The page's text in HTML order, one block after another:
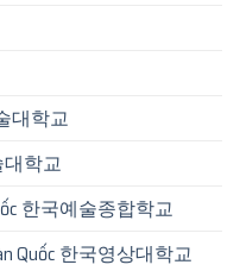
대학교
대학교
한국예술종합학교
Quốc 한국영상대학교